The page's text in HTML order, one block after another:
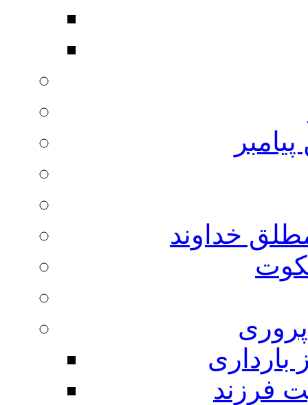
خداوند
بارداری
فرزند